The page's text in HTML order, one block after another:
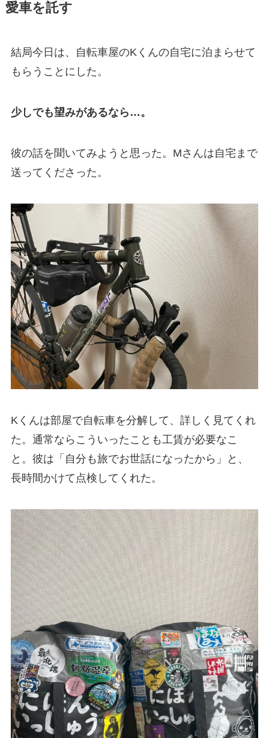
愛車を託す
結局今日は、自転車屋のKくんの自宅に泊まらせて
もらうことにした。
少しでも望みがあるなら…。
彼の話を聞いてみようと思った。Mさんは自宅まで
送ってくださった。
Kくんは部屋で自転車を分解して、詳しく見てくれ
た。通常ならこういったことも工賃が必要なこ
と。彼は「自分も旅でお世話になったから」と、
長時間かけて点検してくれた。